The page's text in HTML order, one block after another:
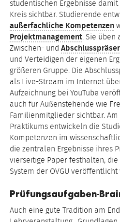
studentischen Ergebnisse
Kreis sichtbar. Studierende
außerfachliche Kompetenzen
Projektmanagement. Sie üben
Zwischen- und
und Verteidigen der eigenen
größeren Gruppe. Die
als Live-Stream im Internet
Aufzeichnung bei YouTube
auch für Außenstehende wie
Familienmitglieder sichtbar. Am
Praktikums entwickeln die
Kompetenzen im
die zentralen Ergebnisse ihres
vierseitige Paper festhalten,
System der OVGU veröffentlicht
Prüfungsaufgaben-
Auch eine gute Tradition am